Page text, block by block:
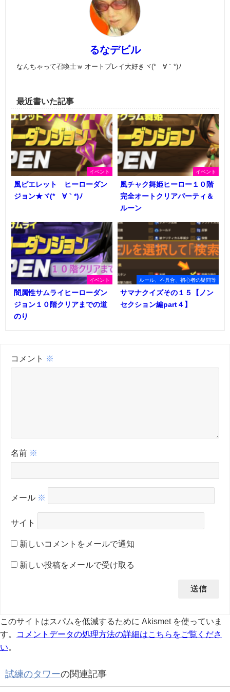
るなデビル
なんちゃって召喚士ｗ オートプレイ大好きヾ(*´∀｀*)ﾉ
最近書いた記事
イベント
風ピエレット ヒーローダン
ジョン★ヾ(*´∀｀*)ﾉ
イベント
風チャク舞姫ヒーロー１０階
完全オートクリアパーティ＆
ルーン
イベント
闇属性サムライヒーローダン
ジョン１０階クリアまでの道
のり
ルール、不具合、初心者の疑問等
サマナクイズその１５【ノン
セクション編part４】
コメント ※
名前 ※
メール ※
サイト
新しいコメントをメールで通知
新しい投稿をメールで受け取る
このサイトはスパムを低減するために Akismet を使っていま
す。
コメントデータの処理方法の詳細はこちらをご覧くださ
い
試練のタワーの関連記事